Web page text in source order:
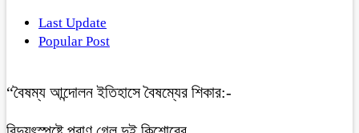
Last Update
Popular Post
“বৈষম্য আন্দোলন ইতিহাসে বৈষম্যের শিকার:-